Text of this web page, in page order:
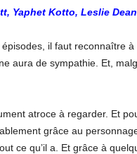
Yaphet Kotto, Leslie
il faut reconnaître à
aura de sympathie. Et,
atroce à regarder. Et
grâce au
ce qu’il a. Et grâce à